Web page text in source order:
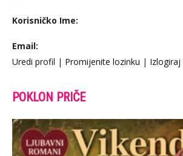
Korisničko Ime:
Email:
Uredi profil | Promijenite lozinku | Izlogiraj
POKLON PRIČE